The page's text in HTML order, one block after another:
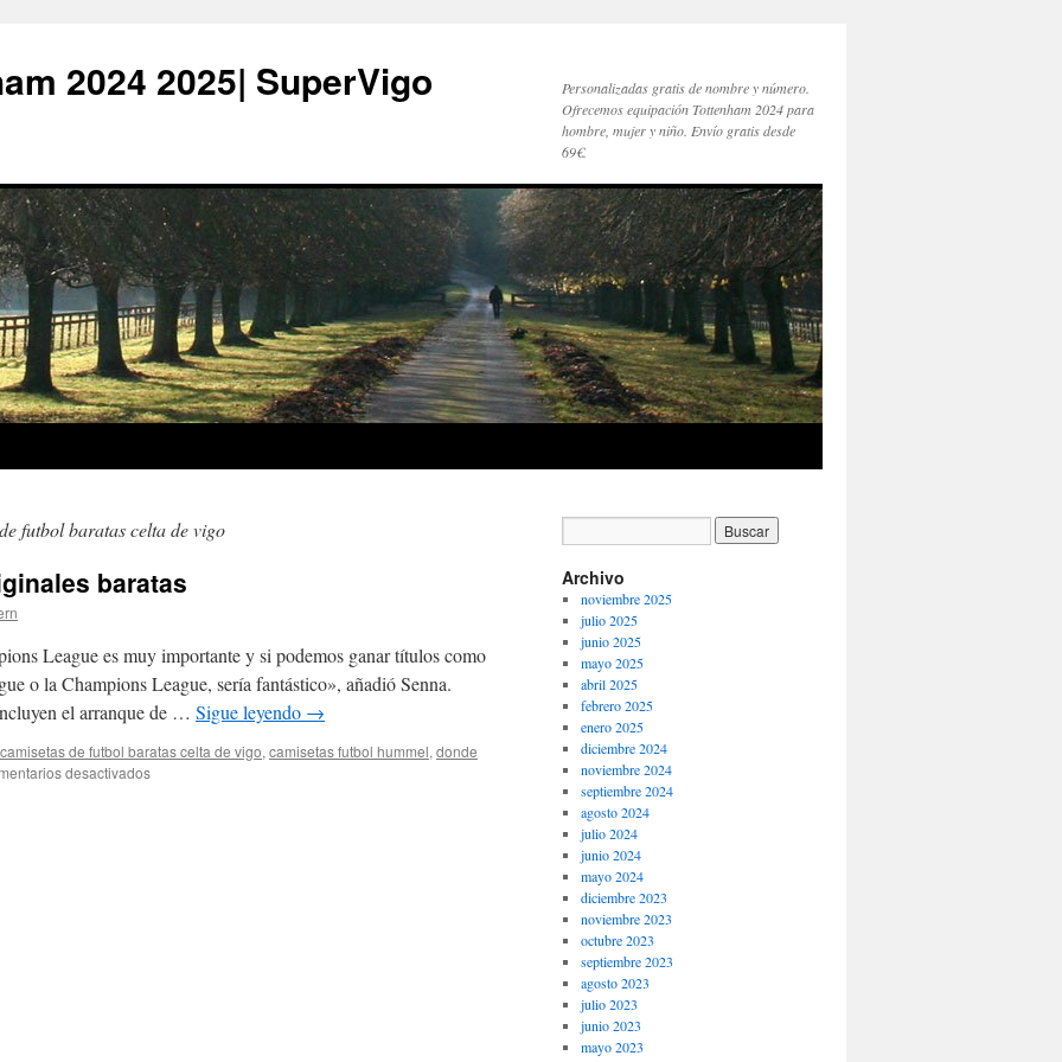
2024 2025| SuperVigo
Personalizadas gratis de nombre y número.
Ofrecemos equipación Tottenham 2024 para
hombre, mujer y niño. Envío gratis desde
69€.
futbol baratas celta de vigo
baratas
League es muy importante y si podemos ganar títulos como
o la Champions League, sería fantástico», añadió Senna.
el arranque de … Sigue leyendo →
camisetas de futbol baratas celta de vigo, camisetas futbol hummel, donde
desactivadosen
Archivo
noviembre 2025
julio 2025
junio 2025
mayo 2025
abril 2025
febrero 2025
enero 2025
diciembre 2024
noviembre 2024
septiembre 2024
agosto 2024
julio 2024
junio 2024
mayo 2024
diciembre 2023
noviembre 2023
octubre 2023
septiembre 2023
agosto 2023
julio 2023
junio 2023
mayo 2023